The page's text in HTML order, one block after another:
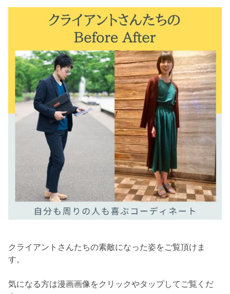
クライアントさんたちの素敵になった姿をご覧頂けま
す。
気になる方は漫画画像をクリックやタップしてご覧くだ